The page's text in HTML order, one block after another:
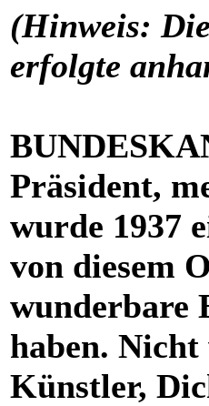
(Hinweis:
erfolgte
Präsident,
wurde 1937
von diesem
wunderbare
haben.
Künstler,